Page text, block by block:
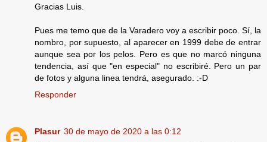
Gracias Luis.
Pues me temo que de la Varadero voy a escribir poco. Sí, la
nombro, por supuesto, al aparecer en 1999 debe de entrar
aunque sea por los pelos. Pero es que no marcó ninguna
tendencia, así que "en especial" no escribiré. Pero un par
de fotos y alguna linea tendrá, asegurado. :-D
Responder
Plasur 30 de mayo de 2020 a las 0:12